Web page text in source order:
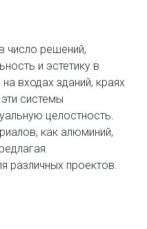
число решений,
и эстетику в
входах зданий, краях
системы
целостность.
как алюминий,
различных проектов.